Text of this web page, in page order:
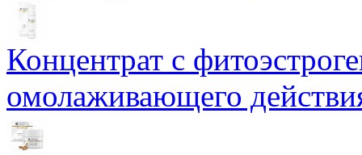
Концентрат с
омолаживающего